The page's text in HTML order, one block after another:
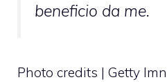
beneficio da me.
Photo credits | Getty